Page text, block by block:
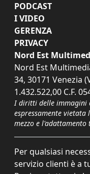
PODCAST
I VIDEO
GERENZA
PRIVACY
Nord Est
Nord Est
34, 30171 Venezia
1.432.522,00 C.F.
I diritti delle immagini
espressamente
mezzo e l'adattamento
Per qualsiasi
servizio clienti è a